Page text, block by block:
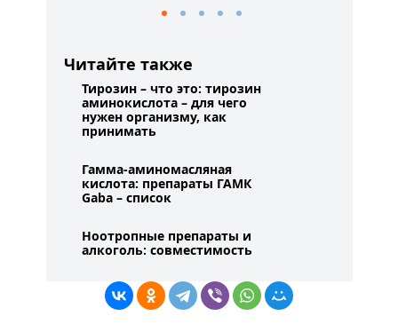
Читайте также
Тирозин – что это: тирозин
аминокислота – для чего
нужен организму, как
принимать
Гамма-аминомасляная
кислота: препараты ГАМК
Gaba – список
Ноотропные препараты и
алкоголь: совместимость